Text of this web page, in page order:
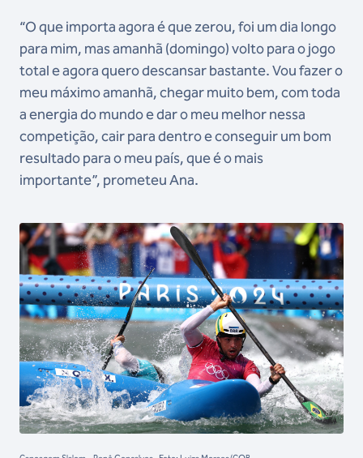
“O que importa agora é que zerou, foi um dia longo
para mim, mas amanhã (domingo) volto para o jogo
total e agora quero descansar bastante. Vou fazer o
meu máximo amanhã, chegar muito bem, com toda
a energia do mundo e dar o meu melhor nessa
competição, cair para dentro e conseguir um bom
resultado para o meu país, que é o mais
importante”, prometeu Ana.